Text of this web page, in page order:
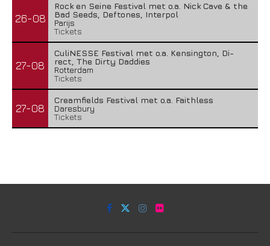
26-08
Rock en Seine Festival met o.a. Nick Cave & the
Bad Seeds, Deftones, Interpol
Parijs
Tickets
27-08
CuliNESSE Festival met o.a. Kensington, Di-
rect, The Dirty Daddies
Rotterdam
Tickets
27-08
Creamfields Festival met o.a. Faithless
Daresbury
Tickets